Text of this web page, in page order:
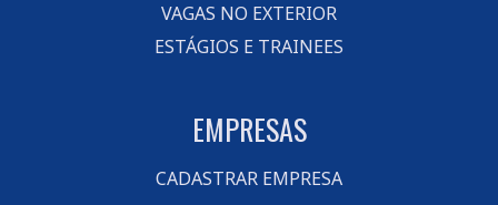
VAGAS NO EXTERIOR
ESTÁGIOS E TRAINEES
EMPRESAS
CADASTRAR EMPRESA